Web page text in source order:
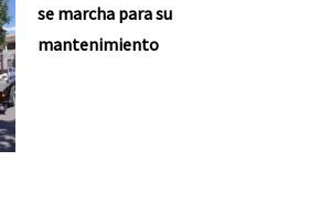
se marcha para su
mantenimiento